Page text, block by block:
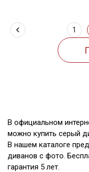
1
В официальном
можно купить серый
В нашем каталоге
диванов с фото.
гарантия 5 лет.